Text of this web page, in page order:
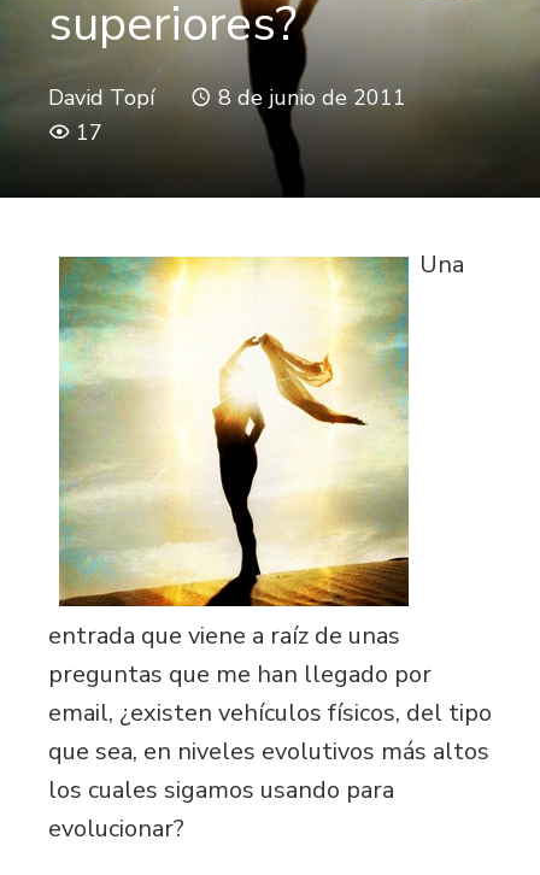
superiores?
David Topí
8 de junio de 2011
17
Una
entrada que viene a raíz de unas
preguntas que me han llegado por
email, ¿existen vehículos físicos, del tipo
que sea, en niveles evolutivos más altos
los cuales sigamos usando para
evolucionar?